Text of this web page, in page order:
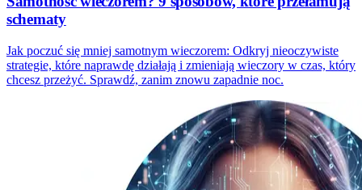
schematy
Jak poczuć się mniej samotnym wieczorem: Odkryj nieoczywiste
strategie, które naprawdę działają i zmieniają wieczory w czas, który
chcesz przeżyć. Sprawdź, zanim znowu zapadnie noc.